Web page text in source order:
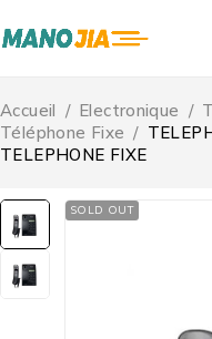
Accueil / Electronique /
Téléphone Fixe /
TELEPHONE FIXE
SOLD OUT